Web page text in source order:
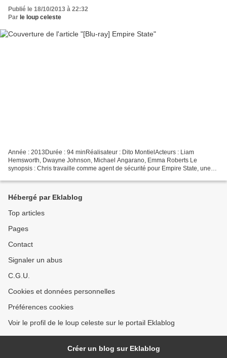
Publié le 18/10/2013 à 22:32
Par le loup celeste
Année : 2013Durée : 94 minRéalisateur : Dito MontielActeurs : Liam
Hemsworth, Dwayne Johnson, Michael Angarano, Emma Roberts Le
synopsis : Chris travaille comme agent de sécurité pour Empire State, une
Hébergé par Eklablog
Top articles
Pages
Contact
Signaler un abus
C.G.U.
Cookies et données personnelles
Préférences cookies
Voir le profil de le loup celeste sur le portail Eklablog
Créer un blog sur Eklablog